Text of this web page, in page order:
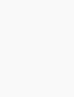
protección